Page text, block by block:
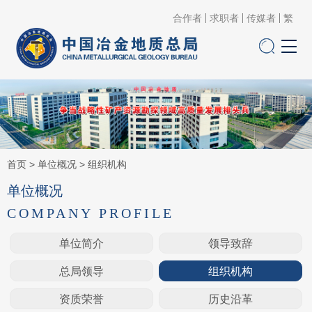
合作者 求职者 传媒者 繁
首页 > 单位概况 > 组织机构
单位概况
COMPANY PROFILE
单位简介 领导致辞
总局领导 组织机构
资质荣誉 历史沿革